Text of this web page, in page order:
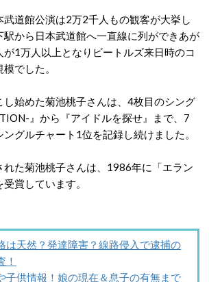
道館公演は2万2千人もの観客が大挙し
駅から日本武道館へ一直線に列ができあが
が1万人以上となりビートルズ来日時のコ
でした。
し始めた菊池桃子さんは、4枚目のシング
』から『アイドルを探せ』まで、7
グルチャート1位を記録し続けました。
れた菊池桃子さんは、1986年に「エラン
賞しています。
は天然？発達障害？線路侵入で逮捕の
！
子供情報！娘の現在＆息子の有無まで